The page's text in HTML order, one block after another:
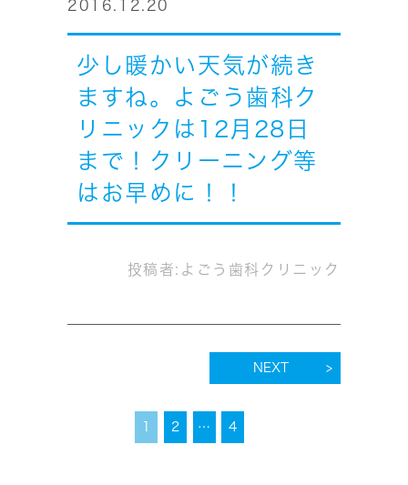
2016.12.20
少し暖かい天気が続き
ますね。よごう歯科ク
リニックは12月28日
まで！クリーニング等
はお早めに！！
投稿者: よごう歯科クリニック
2 … 4
NEXT